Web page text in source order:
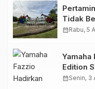
Tidak
Migas
calendar_monthRabu, 5
Yamaha
Edition
Retro
calendar_monthSenin, 3